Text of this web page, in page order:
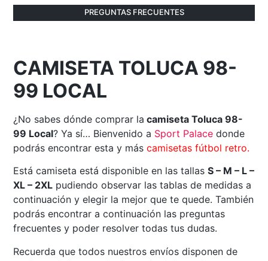
PREGUNTAS FRECUENTES
CAMISETA TOLUCA 98-
99 LOCAL
¿No sabes dónde comprar la camiseta Toluca 98-
99 Local? Ya sí… Bienvenido a Sport Palace donde
podrás encontrar esta y máscamisetas fútbol retro.
Está camiseta está disponible en las tallasS – M – L –
XL – 2XL pudiendo observar las tablas de medidas a
continuación y elegir la mejor que te quede. También
podrás encontrar a continuación las preguntas
frecuentes y poder resolver todas tus dudas.
Recuerda que todos nuestros envíos disponen de